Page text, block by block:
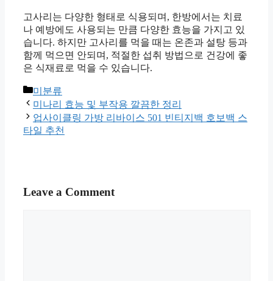
고사리는 다양한 형태로 식용되며, 한방에서는 치료
나 예방에도 사용되는 만큼 다양한 효능을 가지고 있
습니다. 하지만 고사리를 먹을 때는 온존과 설탕 등과
함께 먹으면 안되며, 적절한 섭취 방법으로 건강에 좋
은 식재료로 먹을 수 있습니다.
Categories
미분류
미나리 효능 및 부작용 깔끔한 정리
업사이클링 가방 리바이스 501 빈티지백 호보백 스
타일 추천
Leave a Comment